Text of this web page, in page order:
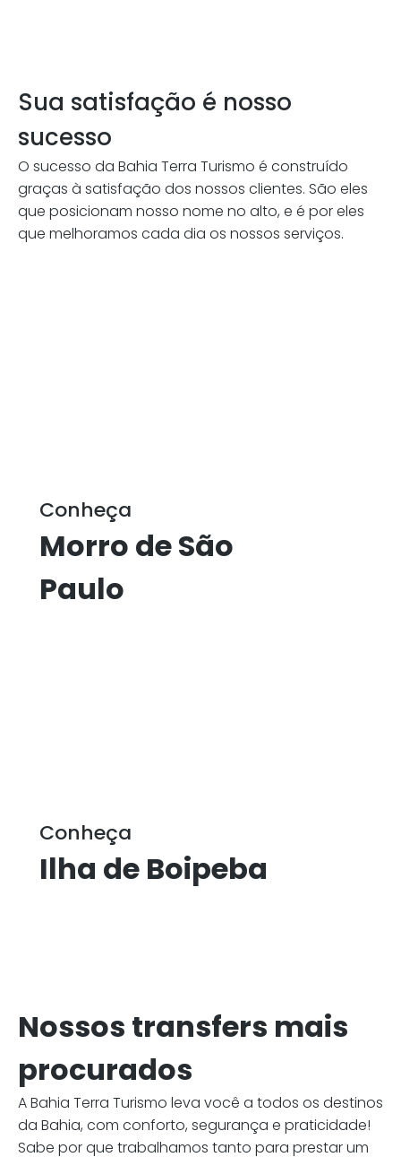
Sua satisfação é nosso
sucesso
O sucesso da Bahia Terra Turismo é construído
graças à satisfação dos nossos clientes. São eles
que posicionam nosso nome no alto, e é por eles
que melhoramos cada dia os nossos serviços.
Conheça
Morro de São
Paulo
Conheça
Ilha de Boipeba
Nossos transfers mais
procurados
A Bahia Terra Turismo leva você a todos os destinos
da Bahia, com conforto, segurança e praticidade!
Sabe por que trabalhamos tanto para prestar um